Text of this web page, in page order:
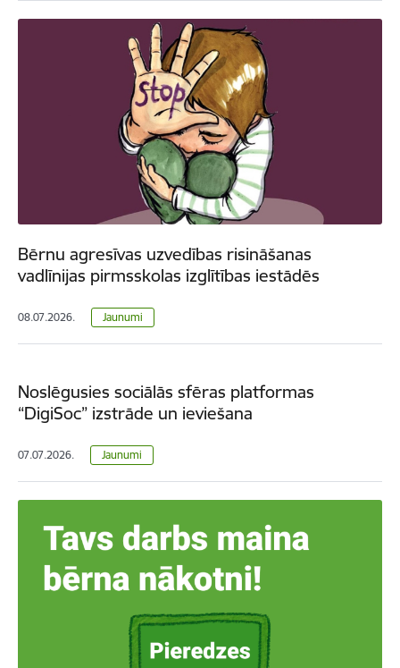
Bērnu agresīvas uzvedības risināšanas
vadlīnijas pirmsskolas izglītības iestādēs
08.07.2026. Jaunumi
Noslēgusies sociālās sfēras platformas
“DigiSoc” izstrāde un ieviešana
07.07.2026. Jaunumi